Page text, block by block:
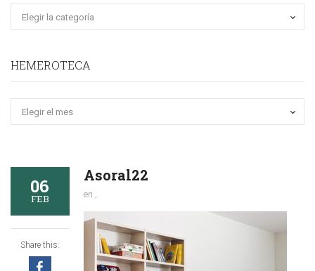
HEMEROTECA
06
FEB
Share this:
Asoral22
en ,